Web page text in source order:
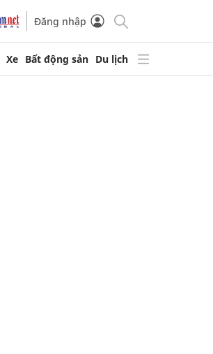
Đăng nhập
Xe Bất động sản Du lịch